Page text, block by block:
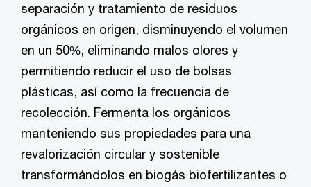
separación y tratamiento de residuos
orgánicos en origen, disminuyendo el volumen
en un 50%, eliminando malos olores y
permitiendo reducir el uso de bolsas
plásticas, así como la frecuencia de
recolección. Fermenta los orgánicos
manteniendo sus propiedades para una
revalorización circular y sostenible
transformándolos en biogás biofertilizantes o